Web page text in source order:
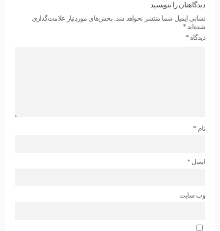
دیدگاهتان را بنویسید
نشانی ایمیل شما منتشر نخواهد شد. بخش‌های موردنیاز علامت‌گذاری
شده‌اند*
دیدگاه*
نام *
ایمیل *
وب‌ سایت